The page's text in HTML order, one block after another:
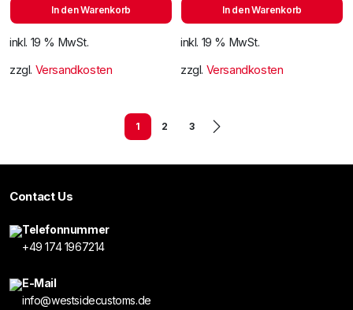
In den Warenkorb
inkl. 19 % MwSt.
zzgl. Versandkosten
In den Warenkorb
inkl. 19 % MwSt.
zzgl. Versandkosten
1 2 3
Contact Us
Telefonnummer
+49 174 1967214
E-Mail
info@westsidecustoms.de